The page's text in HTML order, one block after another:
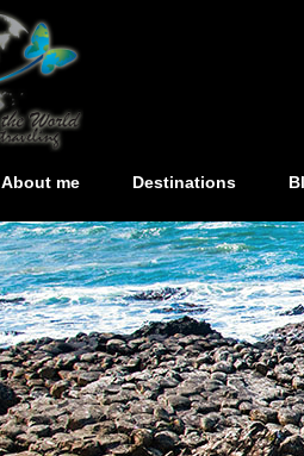
About me Destinations